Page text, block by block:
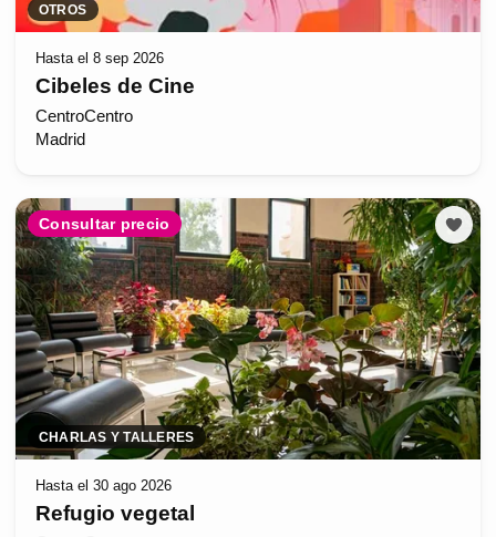
OTROS
Hasta el 8 sep 2026
Cibeles de Cine
CentroCentro
Madrid
Consultar precio
CHARLAS Y TALLERES
Hasta el 30 ago 2026
Refugio vegetal